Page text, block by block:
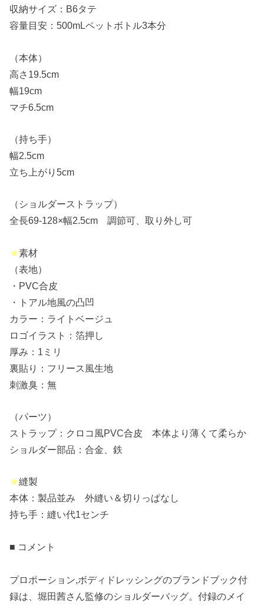
収納サイズ：B6タテ
容量目安：500mLペットボトル3本分
（本体）
高さ19.5cm
幅19cm
マチ6.5cm
（持ち手）
幅2.5cm
立ち上がり5cm
（ショルダーストラップ）
全長69-128×幅2.5cm 調節可、取り外し可
★素材
（表地）
・PVC合皮
・トアル地風の凸凹
カラー：ライトベージュ
ロゴイラスト：箔押し
厚み：1ミリ
裏貼り：フリース風生地
刺激臭：無
（パーツ）
ストラップ：クロコ風PVC合皮 本体より薄くて柔らか
ショルダー部品：合金、鉄
★縫製
本体：製品並み 外縫い＆切りっぱなし
持ち手：縫い代1センチ
■ コメント
プロポーション,ボディドレッシングのブランドブック付
録は、堀田茜さん監修のショルダーバッグ。付録のメイ